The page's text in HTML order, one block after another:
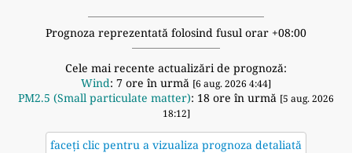
Prognoza reprezentată folosind fusul orar +08:00
Cele mai recente actualizări de prognoză:
Wind: 7 ore în urmă [6 aug. 2026 4:44]
PM2.5 (Small particulate matter): 18 ore în urmă [5 aug. 2026
18:12]
faceți clic pentru a vizualiza prognoza detaliată